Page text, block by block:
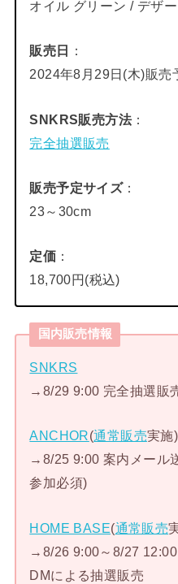
オイル グリーン / デザ
販売日
：
2024年8月29日(木)販売
SNKRS販売方法：
完全抽選販売
販売予定サイズ：
23～30cm
定価 ：
18,700円(税込)
国内販売情報
SNKRS
→8/29 9:00 完全抽選販
ANCHOR(通常販売実施)
→8/25 9:00 案内メール
参加必須)
HOME BASE(通常販売
→8/26 9:00～8/27
DMによる抽選販売